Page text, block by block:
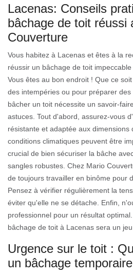
Lacenas: Conseils
bâchage de toit réussi
Couverture
Vous habitez à Lacenas et êtes à la
réussir un bâchage de toit
Vous êtes au bon endroit ! Que ce
des intempéries ou pour préparer des
bâcher un toit nécessite un savoir-
astuces. Tout d'abord, assurez-vous
résistante et adaptée aux dimensions
conditions climatiques peuvent être
crucial de bien sécuriser la bâche
sangles robustes. Chez Mario
de toujours travailler en binôme pour
Pensez à vérifier régulièrement la
éviter qu'elle ne se détache. Enfin,
professionnel pour un résultat
bâchage de toit à Lacenas sera un
Urgence sur le toit :
un bâchage temporaire